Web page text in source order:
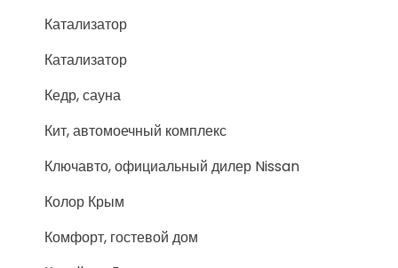
Катализатор
Катализатор
Кедр, сауна
Кит, автомоечный комплекс
Ключавто, официальный дилер Nissan
Колор Крым
Комфорт, гостевой дом